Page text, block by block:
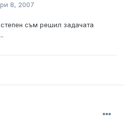
8, 2007
съм решил задачата